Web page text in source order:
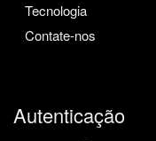
Tecnologia
Contate-nos
Autenticação